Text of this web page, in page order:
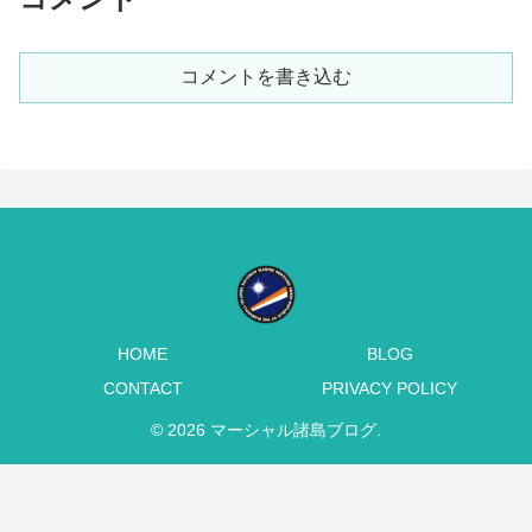
コメントを書き込む
HOME
BLOG
CONTACT
PRIVACY POLICY
© 2026 マーシャル諸島ブログ.